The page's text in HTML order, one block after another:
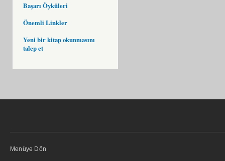
Başarı Öyküleri
Önemli Linkler
Yeni bir kitap okunmasını
talep et
Menüye Dön